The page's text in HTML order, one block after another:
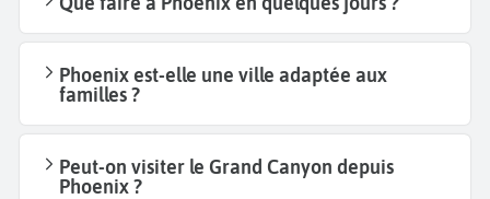
Phoenix est-elle une ville adaptée aux
familles ?
Peut-on visiter le Grand Canyon depuis
Phoenix ?